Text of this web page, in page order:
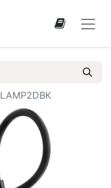
LAMP2DBK